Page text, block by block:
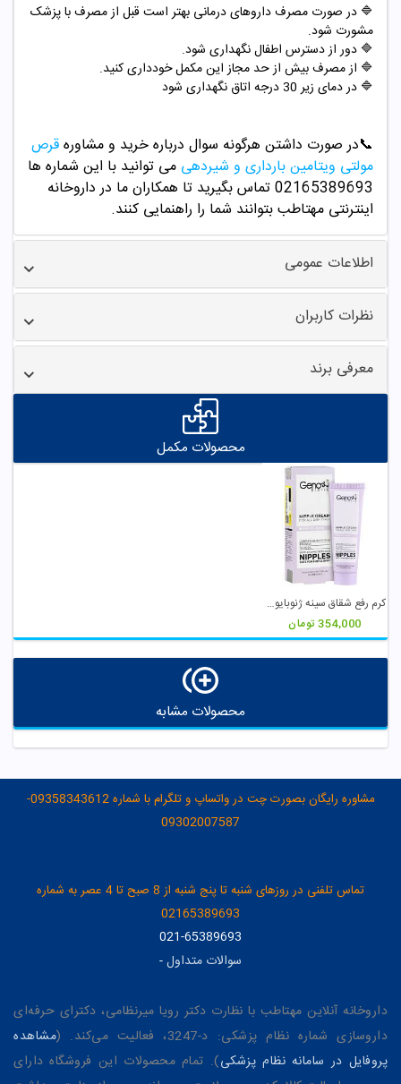
🔷 در صورت مصرف داروهای درمانی بهتر است قبل از مصرف با پزشک
مشورت شود.
🔷 دور از دسترس اطفال نگهداری شود.
🔷 از مصرف بیش از حد مجاز این مکمل خودداری کنید.
🔷 در دمای زیر 30 درجه اتاق نگهداری شود
📞در صورت داشتن هرگونه سوال درباره خرید و مشاورهقرص
مولتی ویتامین بارداری و شیردهی می توانید با این شماره ها
02165389693تماس بگیرید تا همکاران ما در داروخانه
اینترنتی مهتاطب بتوانند شما را راهنمایی کنند.
اطلاعات عمومی
نظرات کاربران
معرفی برند
محصولات مکمل
کرم رفع شقاق سینه ژنوبایوتیک
354,000 تومان
محصولات مشابه
مشاوره رایگان بصورت چت در واتساپ و تلگرام با شماره 09358343612-
09302007587
تماس تلفنی در روزهای شنبه تا پنج شنبه از 8 صبح تا 4 عصر به شماره
02165389693
021-65389693
سوالات متداول-
داروخانه آنلاین مهتاطب با نظارت دکتر رویا میرنظامی، دکترای حرفه‌ای
داروسازی شماره نظام پزشکی: د-3247، فعالیت می‌کند. (
مشاهده
پروفایل در سامانه نظام پزشکی). تمام محصولات این فروشگاه دارای